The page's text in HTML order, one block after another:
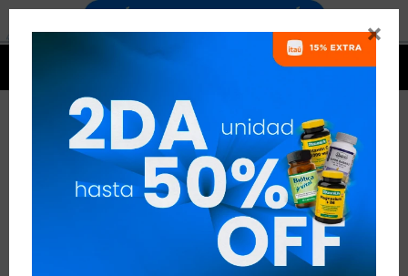

POLVO INNER
COLÁGENO Y ÁCIDO HIALURÓNICO POLVO
INNER
RECOMENDADOS